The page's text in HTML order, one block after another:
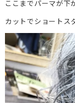
ここまでパーマが下
カットでショートス